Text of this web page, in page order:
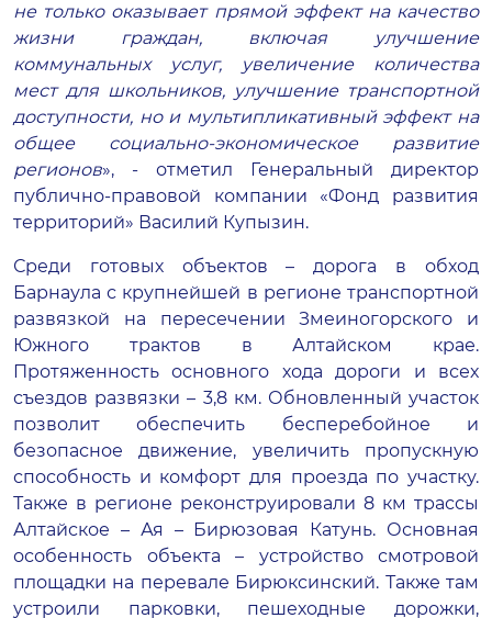
не только оказывает прямой эффект на качество
жизни граждан, включая улучшение
коммунальных услуг, увеличение количества
мест для школьников, улучшение транспортной
доступности, но и мультипликативный эффект на
общее социально-экономическое развитие
регионов», - отметил Генеральный директор
публично-правовой компании «Фонд развития
территорий» Василий Купызин.
Среди готовых объектов – дорога в обход
Барнаула с крупнейшей в регионе транспортной
развязкой на пересечении Змеиногорского и
Южного трактов в Алтайском крае.
Протяженность основного хода дороги и всех
съездов развязки – 3,8 км. Обновленный участок
позволит обеспечить бесперебойное и
безопасное движение, увеличить пропускную
способность и комфорт для проезда по участку.
Также в регионе реконструировали 8 км трассы
Алтайское – Ая – Бирюзовая Катунь. Основная
особенность объекта – устройство смотровой
площадки на перевале Бирюксинский. Также там
устроили парковки, пешеходные дорожки,